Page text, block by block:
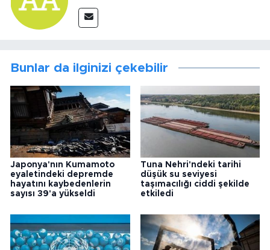
Bunlar da ilginizi çekebilir
Japonya'nın Kumamoto
eyaletindeki depremde
hayatını kaybedenlerin
sayısı 39'a yükseldi
Tuna Nehri'ndeki tarihi
düşük su seviyesi
taşımacılığı ciddi şekilde
etkiledi